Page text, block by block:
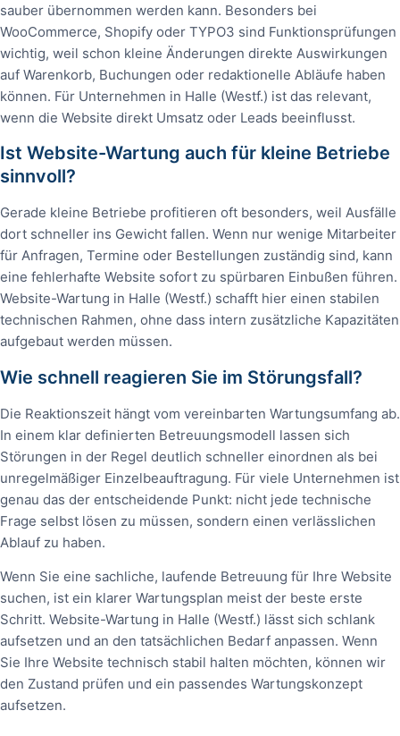
sauber übernommen werden kann. Besonders bei
WooCommerce, Shopify oder TYPO3 sind Funktionsprüfungen
wichtig, weil schon kleine Änderungen direkte Auswirkungen
auf Warenkorb, Buchungen oder redaktionelle Abläufe haben
können. Für Unternehmen in Halle (Westf.) ist das relevant,
wenn die Website direkt Umsatz oder Leads beeinflusst.
Ist Website-Wartung auch für kleine Betriebe
sinnvoll?
Gerade kleine Betriebe profitieren oft besonders, weil Ausfälle
dort schneller ins Gewicht fallen. Wenn nur wenige Mitarbeiter
für Anfragen, Termine oder Bestellungen zuständig sind, kann
eine fehlerhafte Website sofort zu spürbaren Einbußen führen.
Website-Wartung in Halle (Westf.) schafft hier einen stabilen
technischen Rahmen, ohne dass intern zusätzliche Kapazitäten
aufgebaut werden müssen.
Wie schnell reagieren Sie im Störungsfall?
Die Reaktionszeit hängt vom vereinbarten Wartungsumfang ab.
In einem klar definierten Betreuungsmodell lassen sich
Störungen in der Regel deutlich schneller einordnen als bei
unregelmäßiger Einzelbeauftragung. Für viele Unternehmen ist
genau das der entscheidende Punkt: nicht jede technische
Frage selbst lösen zu müssen, sondern einen verlässlichen
Ablauf zu haben.
Wenn Sie eine sachliche, laufende Betreuung für Ihre Website
suchen, ist ein klarer Wartungsplan meist der beste erste
Schritt. Website-Wartung in Halle (Westf.) lässt sich schlank
aufsetzen und an den tatsächlichen Bedarf anpassen. Wenn
Sie Ihre Website technisch stabil halten möchten, können wir
den Zustand prüfen und ein passendes Wartungskonzept
aufsetzen.